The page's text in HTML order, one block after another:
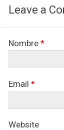
Leave a
Nombre *
Email *
Website